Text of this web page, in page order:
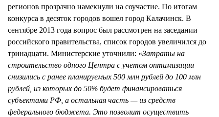
регионов прозрачно намекнули на соучастие. По итогам
конкурса в десяток городов вошел город Калачинск. В
сентябре 2013 года вопрос был рассмотрен на заседании
российского правительства, список городов увеличился до
тринадцати. Министерские уточнили: «Затраты на
строительство одного Центра с учетом оптимизации
снизились с ранее планируемых 500 млн рублей до 100 млн
рублей, из которых до 50% будет финансироваться
субъектами РФ, а остальная часть — из средств
федерального бюджета. Это позволит осуществить